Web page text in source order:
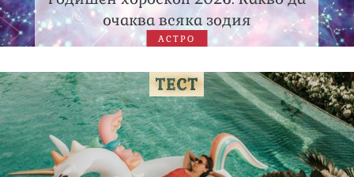
очаква всяка зодия
АСТРО